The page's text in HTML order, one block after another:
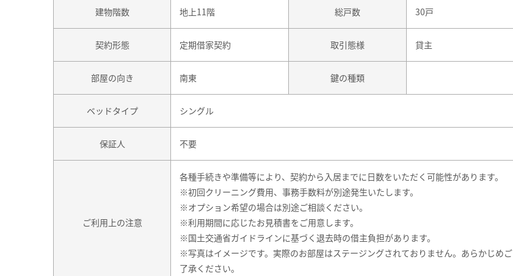
建物階数 地上11階 総戸数 30戸
契約形態 定期借家契約 取引態様 貸主
部屋の向き 南東 鍵の種類
ベッドタイプ シングル
保証人 不要
ご利用上の注意
各種手続きや準備等により、契約から入居までに日数をいただく可能性があります。
※初回クリーニング費用、事務手数料が別途発生いたします。
※オプション希望の場合は別途ご相談ください。
※利用期間に応じたお見積書をご用意します。
※国土交通省ガイドラインに基づく退去時の借主負担があります。
※写真はイメージです。実際のお部屋はステージングされておりません。あらかじめご
了承ください。